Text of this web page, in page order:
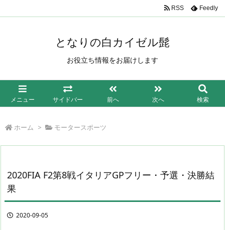
となりの白カイゼル髭
お役立ち情報をお届けします
メニュー サイドバー 前へ 次へ 検索
RSS Feedly
ホーム > モータースポーツ
2020FIA F2第8戦イタリアGPフリー・予選・決勝結
果
2020-09-05